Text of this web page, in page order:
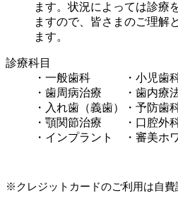
ます。状況によっては診療
ますので、皆さまのご理解
ます。
診療科目
・一般歯科 ・小児歯
・歯周病治療 ・歯内療
・入れ歯（義歯）・予防歯
・顎関節治療 ・口腔外
・インプラント ・審美ホ
※クレジットカードのご利用は自費